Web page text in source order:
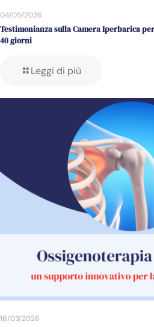
04/05/2026
Testimonianza sulla Camera Iperbarica
40 giorni
Leggi di più
16/03/2026